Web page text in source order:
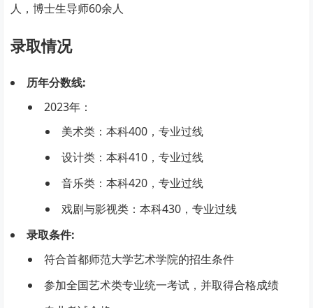
人，博士生导师60余人
录取情况
历年分数线:
2023年：
美术类：本科400，专业过线
设计类：本科410，专业过线
音乐类：本科420，专业过线
戏剧与影视类：本科430，专业过线
录取条件:
符合首都师范大学艺术学院的招生条件
参加全国艺术类专业统一考试，并取得合格成绩